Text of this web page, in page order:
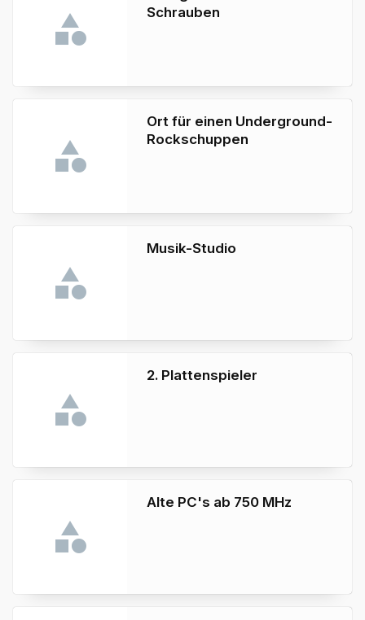
Schrauben
Ort für einen Underground-
Rockschuppen
Musik-Studio
2. Plattenspieler
Alte PC's ab 750 MHz